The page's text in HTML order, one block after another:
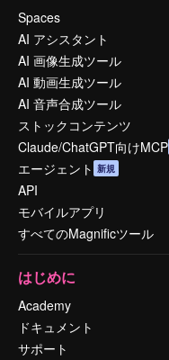
Spaces
AI アシスタント
AI 画像生成ツール
AI 動画生成ツール
AI 音声合成ツール
ストックコンテンツ
Claude/ChatGPT向けMCP
エージェント 新規
API
モバイルアプリ
すべてのMagnificツール
はじめに
Academy
ドキュメント
サポート